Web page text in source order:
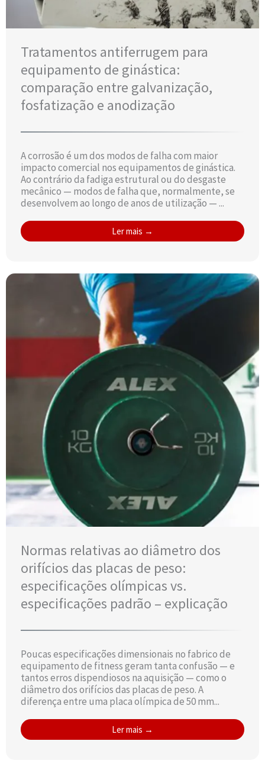
Tratamentos antiferrugem para
equipamento de ginástica:
comparação entre galvanização,
fosfatização e anodização
A corrosão é um dos modos de falha com maior
impacto comercial nos equipamentos de ginástica.
Ao contrário da fadiga estrutural ou do desgaste
mecânico — modos de falha que, normalmente, se
desenvolvem ao longo de anos de utilização — ...
Ler mais →
Normas relativas ao diâmetro dos
orifícios das placas de peso:
especificações olímpicas vs.
especificações padrão – explicação
Poucas especificações dimensionais no fabrico de
equipamento de fitness geram tanta confusão — e
tantos erros dispendiosos na aquisição — como o
diâmetro dos orifícios das placas de peso. A
diferença entre uma placa olímpica de 50 mm...
Ler mais →